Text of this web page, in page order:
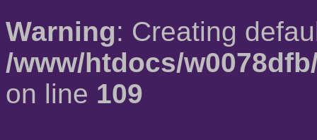
Warning: Creating
/www/htdocs/
on line 109